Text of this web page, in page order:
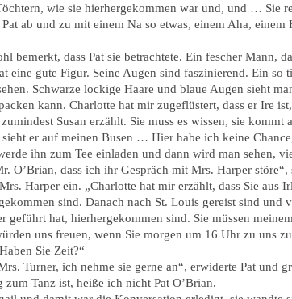
wie sie hierhergekommen war und, und … Sie
ab und zu mit einem Na so etwas, einem Aha, einem
bemerkt, dass Pat sie betrachtete. Ein fescher Mann,
eine gute Figur. Seine Augen sind faszinierend. Ein so
Schwarze lockige Haare und blaue Augen sieht
kann. Charlotte hat mir zugeflüstert, dass er Ire
Susan erzählt. Sie muss es wissen, sie kommt
er auf meinen Busen … Hier habe ich keine
ihn zum Tee einladen und dann wird man sehen,
O’Brian, dass ich ihr Gespräch mit Mrs. Harper störe“,
Harper ein. „Charlotte hat mir erzählt, dass Sie aus
sind. Danach nach St. Louis gereist sind und
geführt hat, hierhergekommen sind. Sie müssen
uns freuen, wenn Sie morgen um 16 Uhr zu uns
Sie Zeit?“
Turner, ich nehme sie gerne an“, erwiderte Pat und
Tanz ist, heiße ich nicht Pat O’Brian.